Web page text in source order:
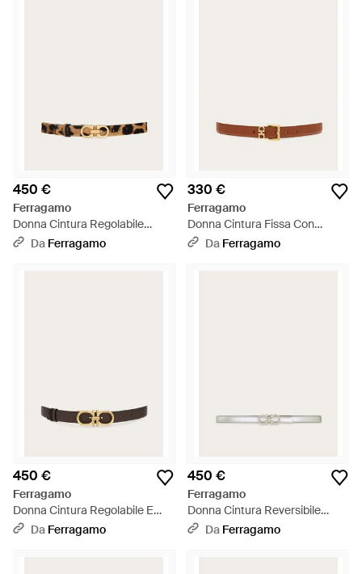
450 €
Ferragamo
Donna Cintura Regolabile
Gancini - Bianco
Da Ferragamo
330 €
Ferragamo
Donna Cintura Fissa Con
Doppio Gancini - Bianco
Da Ferragamo
450 €
Ferragamo
Donna Cintura Regolabile E
Reversibile Gancini - Bianco
Da Ferragamo
450 €
Ferragamo
Donna Cintura Reversibile
Gancini Strass - Neutro
Da Ferragamo